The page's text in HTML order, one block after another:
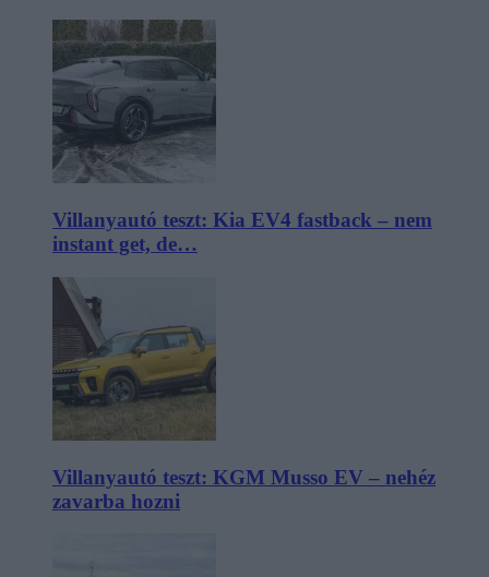
Villanyautó teszt: Kia EV4 fastback – nem
instant get, de…
Villanyautó teszt: KGM Musso EV – nehéz
zavarba hozni